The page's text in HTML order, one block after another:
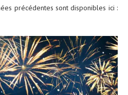
précédentes sont disponibles ici :